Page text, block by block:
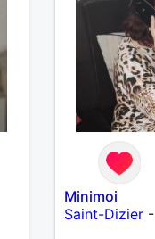
Minimoi
Saint-Dizier-